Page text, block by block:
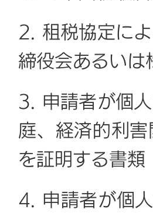
2. 租税協定に
締役会あるい
3. 申請者が個
庭、経済的利
を証明する書
4. 申請者が個